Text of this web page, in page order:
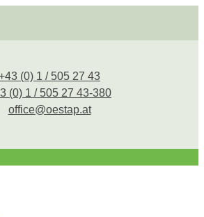
(0) 1 / 505 27 43
(0) 1 / 505 27 43-380
office@oestap.at